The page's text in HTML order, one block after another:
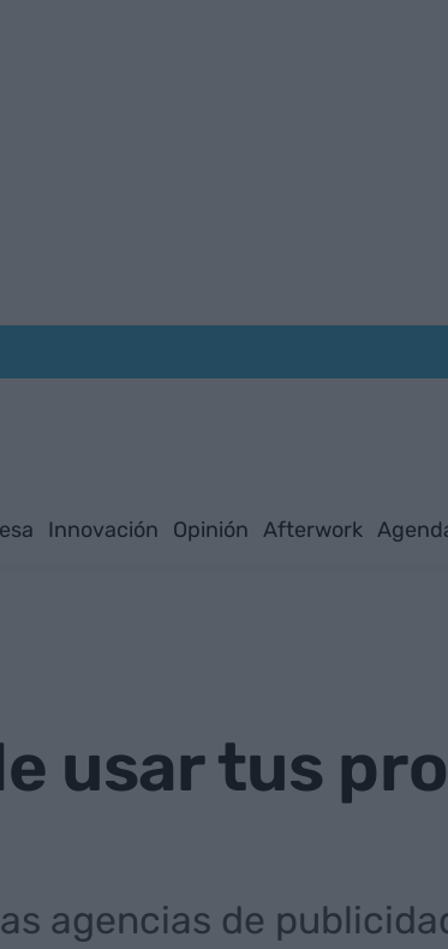
Innovación Opinión Afterwork
usar tus
agencias de